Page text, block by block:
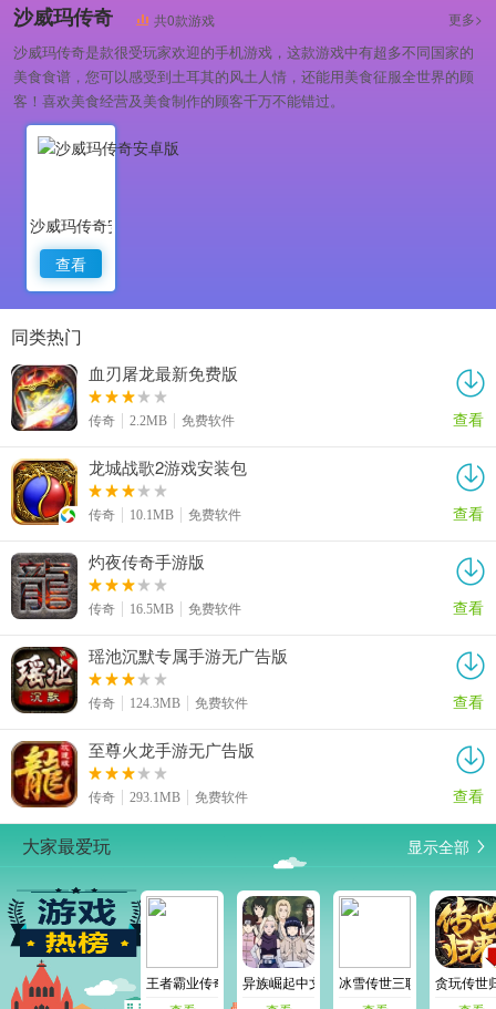
沙威玛传奇 共0款游戏 更多>
沙威玛传奇是款很受玩家欢迎的手机游戏，这款游戏中有超多不同国家的
美食食谱，您可以感受到土耳其的风土人情，还能用美食征服全世界的顾
客！喜欢美食经营及美食制作的顾客千万不能错过。
沙威玛传奇安卓版
查看
同类热门
血刃屠龙最新免费版
传奇 2.2MB 免费软件 查看
龙城战歌2游戏安装包
传奇 10.1MB 免费软件 查看
灼夜传奇手游版
传奇 16.5MB 免费软件 查看
瑶池沉默专属手游无广告版
传奇 124.3MB 免费软件 查看
至尊火龙手游无广告版
传奇 293.1MB 免费软件 查看
大家最爱玩 显示全部
王者霸业传奇手游官网版
异族崛起中文版
冰雪传世三职业
贪玩传世